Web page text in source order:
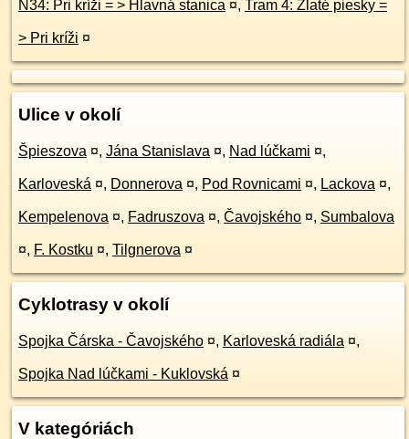
N34: Pri kríži = > Hlavná stanica ¤, Tram 4: Zlaté piesky =
> Pri kríži ¤
Ulice v okolí
Špieszova ¤, Jána Stanislava ¤, Nad lúčkami ¤,
Karloveská ¤, Donnerova ¤, Pod Rovnicami ¤, Lackova ¤,
Kempelenova ¤, Fadruszova ¤, Čavojského ¤, Sumbalova
¤, F. Kostku ¤, Tilgnerova ¤
Cyklotrasy v okolí
Spojka Čárska - Čavojského ¤, Karloveská radiála ¤,
Spojka Nad lúčkami - Kuklovská ¤
V kategóriách